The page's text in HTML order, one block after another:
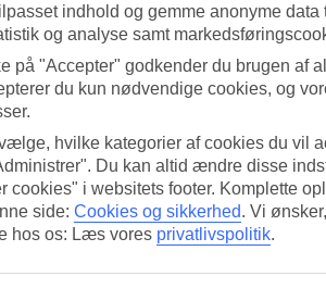
samme omsorg for din oplevelse.
og en smuk præsentation er devisen i
så mange vender tilbage år efter år siger
de verdens førende, men har bevaret den
kun beliggenhed nær strand eller
indhold og gemme anonyme
og analyse samt
på "Accepter" godkender du brugen af
du kun nødvendige cookies, og
hvilke kategorier af cookies du vil
Du kan altid ændre disse
cookies" i websitets footer. Komplette
side: Cookies og sikkerhed. Vi
hos os: Læs vores privatlivspolitik.